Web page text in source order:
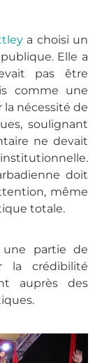
a choisi un
Elle a
pas être
comme une
la nécessité de
soulignant
ne devait
doit
même
totale.
une partie de
la crédibilité
auprès des